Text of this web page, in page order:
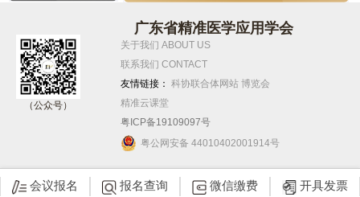
广东省精准医学应用学会
关于我们 ABOUT US
联系我们 CONTACT
友情链接：科协联合体网站 博览会
精准云课堂
粤ICP备19109097号
粤公网安备 44010402001914号
（公众号）
会议报名 报名查询 微信缴费 开具发票